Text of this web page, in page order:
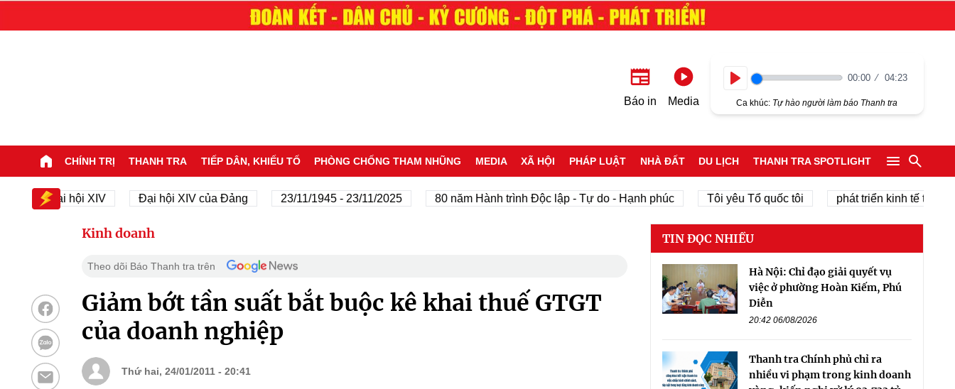
Báo in Media
00:00 04:23
Ca khúc: Tự hào người làm báo Thanh tra
CHÍNH TRỊ THANH TRA TIẾP DÂN, KHIẾU TỐ PHÒNG CHỐNG THAM NHŨNG MEDIA XÃ HỘI PHÁP LUẬT NHÀ ĐẤT DU LỊCH THANH TRA SPOTLIGHT
Đại hội XIV Đại hội XIV của Đảng 23/11/1945 - 23/11/2025 80 năm Hành trình Độc lập - Tự do - Hạnh phúc Tôi yêu Tổ quốc tôi phát triển kinh tế tư nhân
Kinh doanh
Theo dõi Báo Thanh tra trên
Giảm bớt tần suất bắt buộc kê khai thuế GTGT
của doanh nghiệp
Thứ hai, 24/01/2011 - 20:41
TIN ĐỌC NHIỀU
Hà Nội: Chỉ đạo giải quyết vụ
việc ở phường Hoàn Kiếm, Phú
Diễn
20:42 06/08/2026
Thanh tra Chính phủ chỉ ra
nhiều vi phạm trong kinh doanh